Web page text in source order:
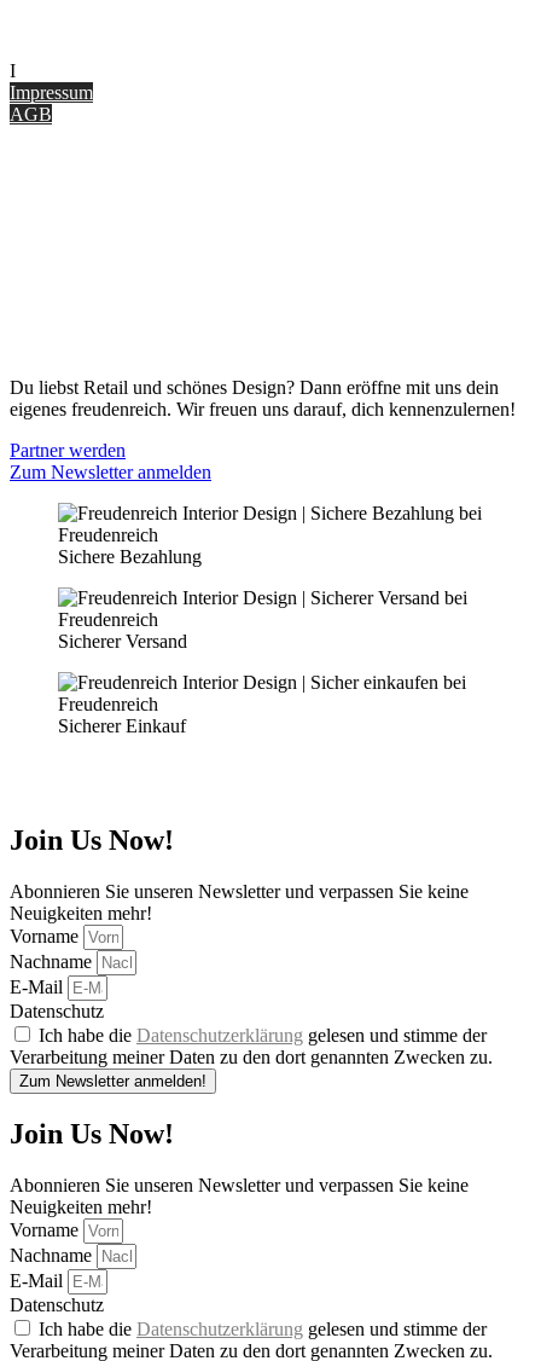
I
Impressum
AGB
Du liebst Retail und schönes Design? Dann eröffne mit uns dein
eigenes freudenreich. Wir freuen uns darauf, dich kennenzulernen!
Partner werden
Zum Newsletter anmelden
Sichere Bezahlung
Sicherer Versand
Sicherer Einkauf
Join Us Now!
Abonnieren Sie unseren Newsletter und verpassen Sie keine
Neuigkeiten mehr!
Vorname
Nachname
E-Mail
Datenschutz
Ich habe die Datenschutzerklärung gelesen und stimme der
Verarbeitung meiner Daten zu den dort genannten Zwecken zu.
Zum Newsletter anmelden!
Join Us Now!
Abonnieren Sie unseren Newsletter und verpassen Sie keine
Neuigkeiten mehr!
Vorname
Nachname
E-Mail
Datenschutz
Ich habe die Datenschutzerklärung gelesen und stimme der
Verarbeitung meiner Daten zu den dort genannten Zwecken zu.